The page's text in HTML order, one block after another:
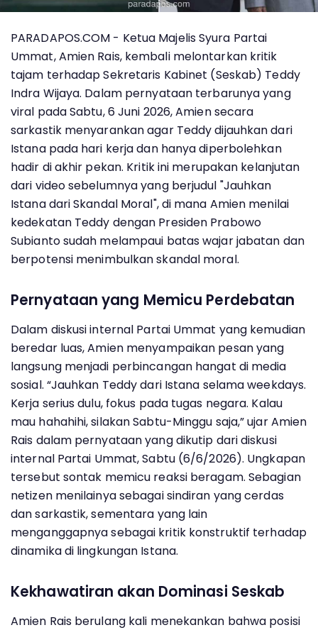
PARADAPOS.COM - Ketua Majelis Syura Partai
Ummat, Amien Rais, kembali melontarkan kritik
tajam terhadap Sekretaris Kabinet (Seskab) Teddy
Indra Wijaya. Dalam pernyataan terbarunya yang
viral pada Sabtu, 6 Juni 2026, Amien secara
sarkastik menyarankan agar Teddy dijauhkan dari
Istana pada hari kerja dan hanya diperbolehkan
hadir di akhir pekan. Kritik ini merupakan kelanjutan
dari video sebelumnya yang berjudul "Jauhkan
Istana dari Skandal Moral", di mana Amien menilai
kedekatan Teddy dengan Presiden Prabowo
Subianto sudah melampaui batas wajar jabatan dan
berpotensi menimbulkan skandal moral.
Pernyataan yang Memicu Perdebatan
Dalam diskusi internal Partai Ummat yang kemudian
beredar luas, Amien menyampaikan pesan yang
langsung menjadi perbincangan hangat di media
sosial. “Jauhkan Teddy dari Istana selama weekdays.
Kerja serius dulu, fokus pada tugas negara. Kalau
mau hahahihi, silakan Sabtu-Minggu saja,” ujar Amien
Rais dalam pernyataan yang dikutip dari diskusi
internal Partai Ummat, Sabtu (6/6/2026). Ungkapan
tersebut sontak memicu reaksi beragam. Sebagian
netizen menilainya sebagai sindiran yang cerdas
dan sarkastik, sementara yang lain
menganggapnya sebagai kritik konstruktif terhadap
dinamika di lingkungan Istana.
Kekhawatiran akan Dominasi Seskab
Amien Rais berulang kali menekankan bahwa posisi